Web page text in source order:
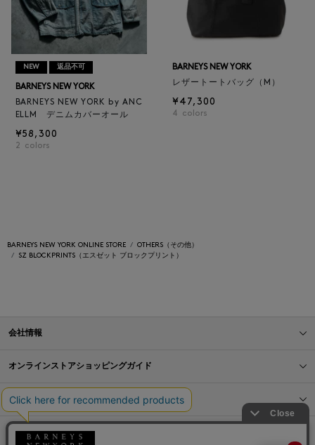
NEW 返品不可
BARNEYS NEW YORK
BARNEYS NEW YORK by ANC
ELLM デニムカバーオール
¥58,300
2 colors
BARNEYS NEW YORK
レザートートバッグ（M）
¥47,300
4 colors
BARNEYS NEW YORK ONLINE STORE
OTHERS（その他）
SZ BLOCKPRINTS（エスゼット ブロックプリント）
会社情報
オンラインストアショッピングガイド
店舗情報
サービス